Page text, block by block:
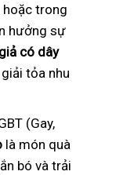
hoặc trong
hưởng sự
có dây
tỏa nhu
(Gay,
là món quà
bó và trải